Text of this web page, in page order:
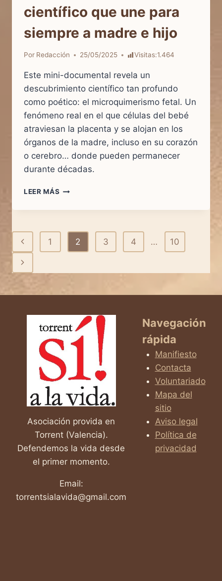
científico que une para
siempre a madre e hijo
Por Redacción 25/05/2025 Visitas:1.464
Este mini-documental revela un
descubrimiento científico tan profundo
como poético: el microquimerismo fetal. Un
fenómeno real en el que células del bebé
atraviesan la placenta y se alojan en los
órganos de la madre, incluso en su corazón
o cerebro… donde pueden permanecer
durante décadas.
LEER MÁS CÉLULAS
EL
CIENTÍFICO
UNE
SIEMPRE
MADRE
HIJO
Navegación
de
página
Página
anterior
1 2 3 4 … 10
Siguiente
página
Asociación provida en
Torrent (Valencia).
Defendemos la vida desde
el primer momento.
Email:
torrentsialavida@gmail.com
Navegación
rápida
Manifiesto
Contacta
Voluntariado
Mapa del
sitio
Aviso legal
Política de
privacidad